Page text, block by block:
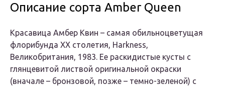
Описание сорта Amber Queen
Красавица Амбер Квин – самая обильноцветущая
флорибунда XX столетия, Harkness,
Великобритания, 1983. Ее раскидистые кусты с
глянцевитой листвой оригинальной окраски
(вначале – бронзовой, позже – темно-зеленой) с